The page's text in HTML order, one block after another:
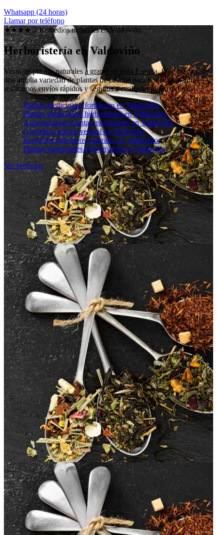
Whatsapp (24 horas)
Llamar por teléfono
★★★★✩ Remedios naturales en Valdoviño
Herboristería en Valdoviño
Venta de plantas naturalesa granel en toda España. Disponemos de
una amplia variedad de plantas de calidad para remedios naturales y
realizamos envíos rápidos y seguros a cualquier punto del país.
Plantas medicinales fortalecen en Valdoviño.
Plantas medicinales herboristería en Valdoviño.
Asesoramiento plantas medicinales en Valdoviño.
Cosmética natural vegetal en Valdoviño.
Remedios digestivos naturales en Valdoviño.
Plantas medicinales herboristería en Valdoviño.
Ver servicios